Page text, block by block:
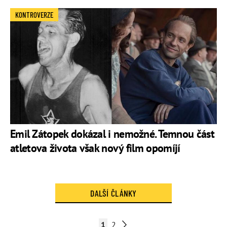
Emil Zátopek dokázal i nemožné. Temnou část
atletova života však nový film opomíjí
KONTROVERZE
DALŠÍ ČLÁNKY
1 2